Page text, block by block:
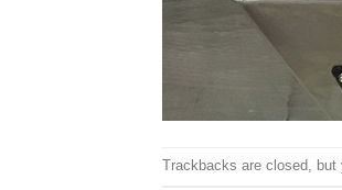
Trackbacks are closed, but